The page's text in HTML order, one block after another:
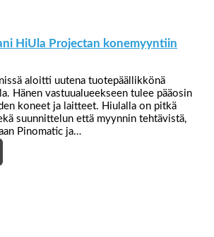
HiUla Projectan konemyyntiin
aloitti uutena tuotepäällikkönä
Hänen vastuualueekseen tulee pääosin
koneet ja laitteet. Hiulalla on pitkä
suunnittelun että myynnin tehtävistä,
Pinomatic ja…